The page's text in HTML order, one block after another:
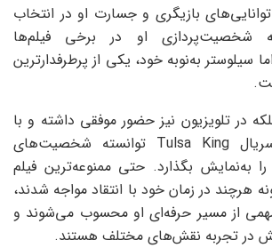
بازیگری و جسارت او در انتخاب
شخصیت‌پردازی او در برخی فیلم‌ها
سیلوستر به‌نوبه خود، یکی از پرطرفدارترین
در تلویزیون نیز حضور موفقی داشته و با
پروژه‌هایی مانند سریال Tulsa King توانسته شخصیت‌های
به‌نمایش بگذارد. حتی ممنوعه‌ترین فیلم
هرچند در زمان خود با انتقاد مواجه شدند،
از مسیر حرفه‌ای او محسوب می‌شوند و
در تجربه نقش‌های مختلف هستند.